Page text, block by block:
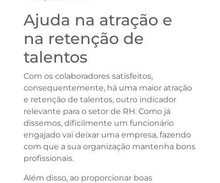
Ajuda na atração e
na retenção de
talentos
Com os colaboradores satisfeitos,
consequentemente, há uma maior atração
e retenção de talentos, outro indicador
relevante para o setor de RH. Como já
dissemos, dificilmente um funcionário
engajado vai deixar uma empresa, fazendo
com que a sua organização mantenha bons
profissionais.
Além disso, ao proporcionar boas